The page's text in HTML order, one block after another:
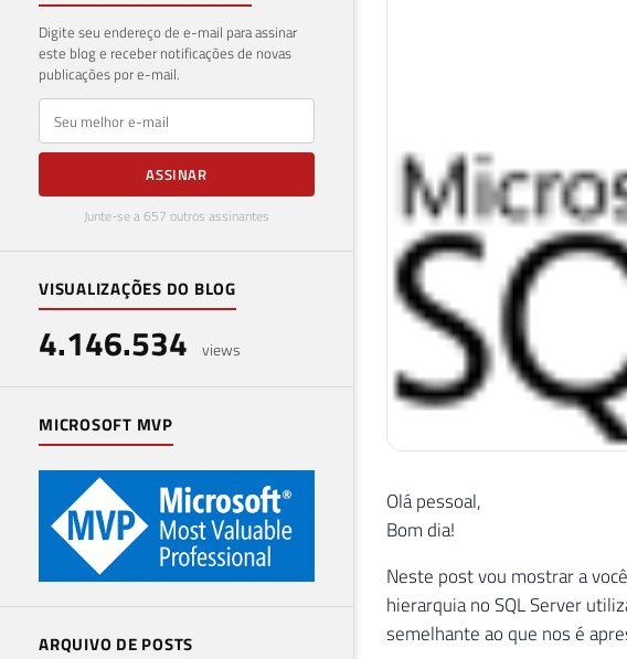
Digite seu endereço de e-mail para assinar
este blog e receber notificações de novas
publicações por e-mail.
E-mail
ASSINAR
Junte-se a 657 outros assinantes
VISUALIZAÇÕES DO BLOG
4.146.534 views
MICROSOFT MVP
ARQUIVO DE POSTS
Olá pessoal,
Bom dia!
Neste post vou mostrar a
hierarquia no SQL Server
semelhante ao que nos é